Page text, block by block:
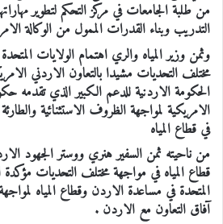
من طلبة الجامعات في مركز التحكم لتطوير
التدريب وبناء القدرات الممول من الوكالة
وثمن وزير المياه والري اهتمام الولايات
مختلف التحديات مشيدا بالتعاون الاردني
الحكومة الاردنية للدعم الكبير الذي تقدمه
الامريكية لمواجهة الظروف الاستثنائية
في قطاع المياه
من ناحيته ثمن السفير هنري ووستر الجهود
قطاع المياه في مواجهة مختلف التحديات مؤكدة
المتحدة في مساعدة الاردن وقطاع المياه
آفاق التعاون مع الاردن .